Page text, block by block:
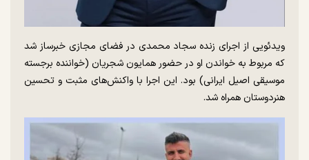
ویدئویی از اجرای زنده سجاد محمدی در فضای مجازی خبرساز شد
که مربوط به خواندن او در حضور همایون شجریان (خواننده برجسته
موسیقی اصیل ایرانی) بود. این اجرا با واکنش‌های مثبت و تحسین
هنردوستان همراه شد.